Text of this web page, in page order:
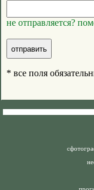
не отправляется?
* все поля